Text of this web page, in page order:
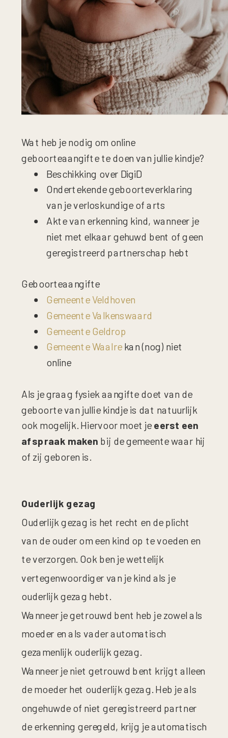
Wat heb je nodig om online
geboorteaangifte te doen van jullie kindje?
Beschikking over DigiD
Ondertekende geboorteverklaring
van je verloskundige of arts
Akte van erkenning kind, wanneer je
niet met elkaar gehuwd bent of geen
geregistreerd partnerschap hebt
Geboorteaangifte
Gemeente Veldhoven
Gemeente Valkenswaard
Gemeente Geldrop
Gemeente Waalrekan (nog) niet
online
Als je graag fysiek aangifte doet van de
geboorte van jullie kindje is dat natuurlijk
ook mogelijk. Hiervoor moet je eerst een
afspraak maken bij de gemeente waar hij
of zij geboren is.
Ouderlijk gezag
Ouderlijk gezag is het recht en de plicht
van de ouder om een kind op te voeden en
te verzorgen. Ook ben je wettelijk
vertegenwoordiger van je kind als je
ouderlijk gezag hebt.
Wanneer je getrouwd bent heb je zowel als
moeder en als vader automatisch
gezamenlijk ouderlijk gezag.
Wanneer je niet getrouwd bent krijgt alleen
de moeder het ouderlijk gezag. Heb je als
ongehuwde of niet geregistreerd partner
de erkenning geregeld, krijg je automatisch